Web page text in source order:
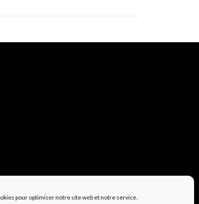
pour optimiser notre site web et notre service.